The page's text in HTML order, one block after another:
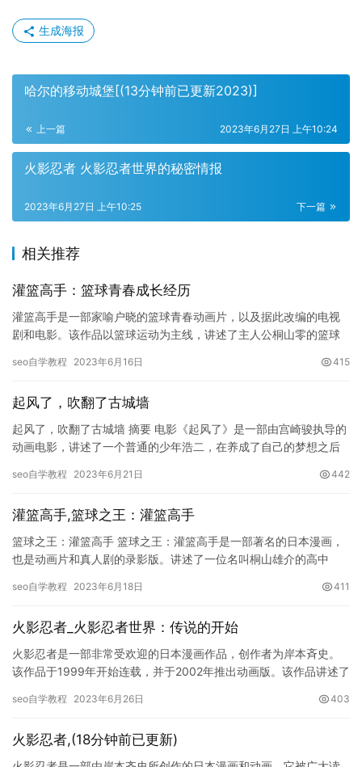
生成海报
哈尔的移动城堡[(13分钟前已更新2023)]
上一篇 2023年6月27日 上午10:24
火影忍者 火影忍者世界的秘密情报
下一篇
2023年6月27日 上午10:25
相关推荐
灌篮高手：篮球青春成长经历
灌篮高手是一部家喻户晓的篮球青春动画片，以及据此改编的电视
剧和电影。该作品以篮球运动为主线，讲述了主人公桐山零的篮球
篮高手…
seo自学教程 2023年6月16日 415
起风了，吹翻了古城墙
起风了，吹翻了古城墙 摘要 电影《起风了》是一部由宫崎骏执导的
动画电影，讲述了一个普通的少年浩二，在养成了自己的梦想之后
“…
seo自学教程 2023年6月21日 442
灌篮高手,篮球之王：灌篮高手
篮球之王：灌篮高手 篮球之王：灌篮高手是一部著名的日本漫画，
也是动画片和真人剧的录影版。讲述了一位名叫桐山雄介的高中
界的传…
seo自学教程 2023年6月18日 411
火影忍者_火影忍者世界：传说的开始
火影忍者是一部非常受欢迎的日本漫画作品，创作者为岸本斉史。
该作品于1999年开始连载，并于2002年推出动画版。该作品讲述了
seo自学教程 2023年6月26日 403
火影忍者,(18分钟前已更新)